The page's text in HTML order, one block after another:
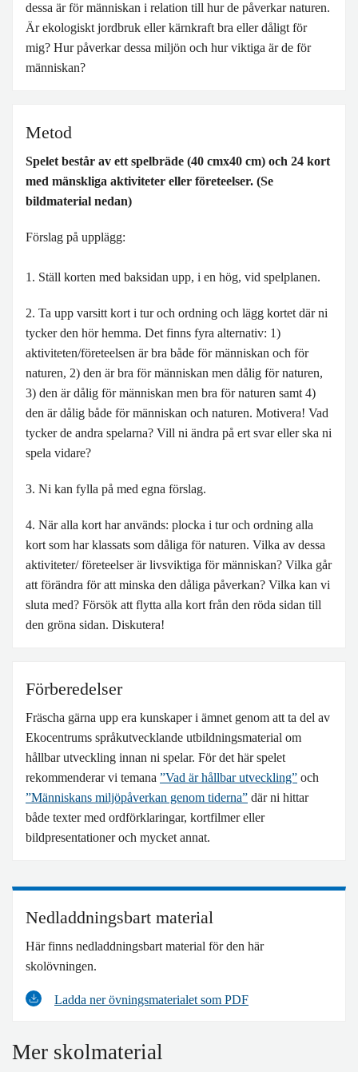
dessa är för människan i relation till hur de påverkar naturen.
Är ekologiskt jordbruk eller kärnkraft bra eller dåligt för
mig? Hur påverkar dessa miljön och hur viktiga är de för
människan?
Metod
Spelet består av ett spelbräde (40 cmx40 cm) och 24 kort
med mänskliga aktiviteter eller företeelser. (Se
bildmaterial nedan)
Förslag på upplägg:
1. Ställ korten med baksidan upp, i en hög, vid spelplanen.
2. Ta upp varsitt kort i tur och ordning och lägg kortet där ni
tycker den hör hemma. Det finns fyra alternativ: 1)
aktiviteten/företeelsen är bra både för människan och för
naturen, 2) den är bra för människan men dålig för naturen,
3) den är dålig för människan men bra för naturen samt 4)
den är dålig både för människan och naturen. Motivera! Vad
tycker de andra spelarna? Vill ni ändra på ert svar eller ska ni
spela vidare?
3. Ni kan fylla på med egna förslag.
4. När alla kort har används: plocka i tur och ordning alla
kort som har klassats som dåliga för naturen. Vilka av dessa
aktiviteter/ företeelser är livsviktiga för människan? Vilka går
att förändra för att minska den dåliga påverkan? Vilka kan vi
sluta med? Försök att flytta alla kort från den röda sidan till
den gröna sidan. Diskutera!
Förberedelser
Fräscha gärna upp era kunskaper i ämnet genom att ta del av
Ekocentrums språkutvecklande utbildningsmaterial om
hållbar utveckling innan ni spelar. För det här spelet
rekommenderar vi temana ”Vad är hållbar utveckling” och
”Människans miljöpåverkan genom tiderna” där ni hittar
både texter med ordförklaringar, kortfilmer eller
bildpresentationer och mycket annat.
Nedladdningsbart material
Här finns nedladdningsbart material för den här
skolövningen.
Ladda ner övningsmaterialet som PDF
Mer skolmaterial